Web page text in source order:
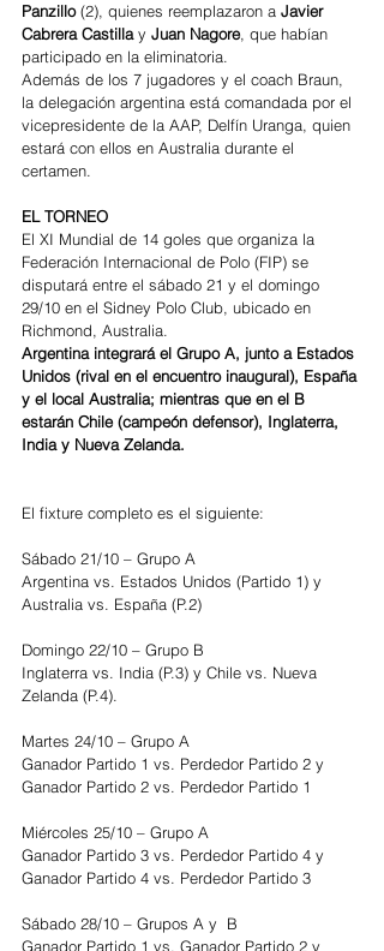
Panzillo (2), quienes reemplazaron a Javier
Cabrera Castilla y Juan Nagore, que habían
participado en la eliminatoria.
Además de los 7 jugadores y el coach Braun,
la delegación argentina está comandada por el
vicepresidente de la AAP, Delfín Uranga, quien
estará con ellos en Australia durante el
certamen.
EL TORNEO
El XI Mundial de 14 goles que organiza la
Federación Internacional de Polo (FIP) se
disputará entre el sábado 21 y el domingo
29/10 en el Sidney Polo Club, ubicado en
Richmond, Australia.
Argentina integrará el Grupo A, junto a Estados
Unidos (rival en el encuentro inaugural), España
y el local Australia; mientras que en el B
estarán Chile (campeón defensor), Inglaterra,
India y Nueva Zelanda.
El fixture completo es el siguiente:
Sábado 21/10 – Grupo A
Argentina vs. Estados Unidos (Partido 1) y
Australia vs. España (P.2)
Domingo 22/10 – Grupo B
Inglaterra vs. India (P.3) y Chile vs. Nueva
Zelanda (P.4).
Martes 24/10 – Grupo A
Ganador Partido 1 vs. Perdedor Partido 2 y
Ganador Partido 2 vs. Perdedor Partido 1
Miércoles 25/10 – Grupo A
Ganador Partido 3 vs. Perdedor Partido 4 y
Ganador Partido 4 vs. Perdedor Partido 3
Sábado 28/10 – Grupos A y  B
Ganador Partido 1 vs. Ganador Partido 2 y